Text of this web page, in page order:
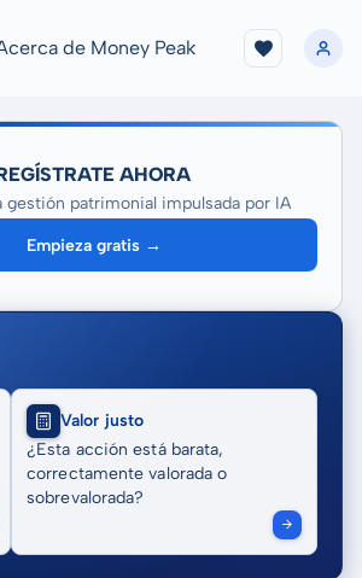
de Money Peak
AHORA
gestión patrimonial impulsada por IA
Empieza gratis →
Valor justo
¿Esta acción está barata,
correctamente valorada o
sobrevalorada?